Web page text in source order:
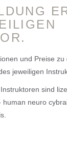
und Preise
jeweiligen
sind
human neuro